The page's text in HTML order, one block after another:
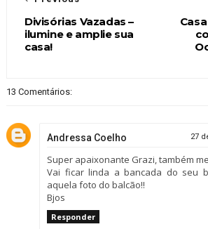
Divisórias Vazadas –
ilumine e amplie sua
casa!
13 Comentários:
Andressa Coelho 27
Super apaixonante Grazi, também
Vai ficar linda a bancada do seu
aquela foto do balcão!!
Bjos
Responder